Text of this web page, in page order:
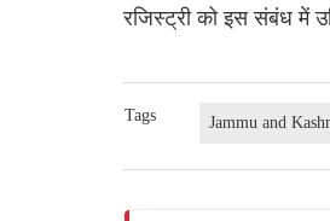
रजिस्ट्री को इस संबंध में
Tags Jammu and